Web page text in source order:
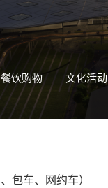
餐饮购物 文化活动
包车、网约车）